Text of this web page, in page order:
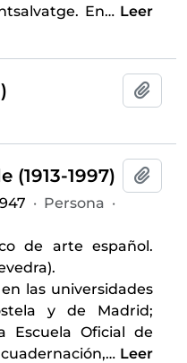
En… Leer
(1913-1997)
· Persona ·
de arte español.
las universidades
y de Madrid;
Escuela Oficial de
… Leer